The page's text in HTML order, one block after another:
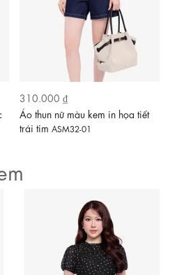
310.000 ₫
Áo thun nữ màu kem in họa tiết
trái tim ASM32-01